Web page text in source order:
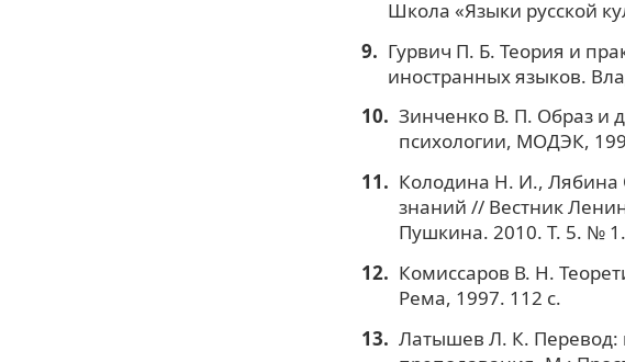
Школа «Языки русской
Гурвич П. Б. Теория и
иностранных языков.
Зинченко В. П. Образ и
психологии, МОДЭК,
Колодина Н. И., Лябина
знаний // Вестник
Пушкина. 2010. Т. 5. №
Комиссаров В. Н.
Рема, 1997. 112 с.
Латышев Л. К. Перевод: